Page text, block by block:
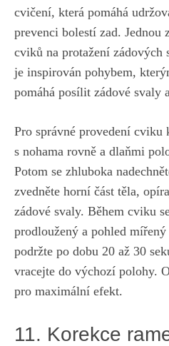
cvičení, která⁣ pomáhá
⁣prevenci ‌bolestí zad.
cviků ⁣na protažení⁢
je inspirován pohybem,​
pomáhá⁢ posílit⁤ zádové svaly
Pro správné provedení cviku
s nohama rovně a dlaňmi
Potom se zhluboka
zvedněte horní část těla,
zádové ⁣svaly. Během ‍cviku
⁤prodloužený⁤ a ⁣pohled‌
⁣podržte po ⁣dobu 20⁢ až‍ 30
vracejte do​ výchozí polohy.
pro maximální efekt.
11. Korekce